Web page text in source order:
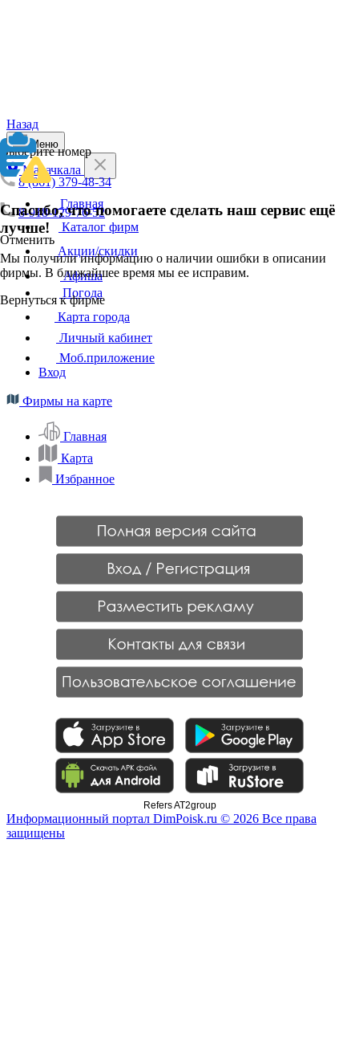
Назад
Выберите номер
8 (861) 379-48-34
8-918-129-76-52
Отменить
Спасибо, что помогаете сделать наш сервис ещё
лучше!
Мы получили информацию о наличии ошибки в описании
фирмы. В ближайшее время мы ее исправим.
Вернуться к фирме
Меню
Махачкала
Главная
Каталог фирм
Акции/скидки
Афиша
Погода
Карта города
Личный кабинет
Моб.приложение
Вход
Фирмы на карте
Главная
Карта
Избранное
Refers AT2group
Информационный портал DimPoisk.ru © 2026 Все права
защищены